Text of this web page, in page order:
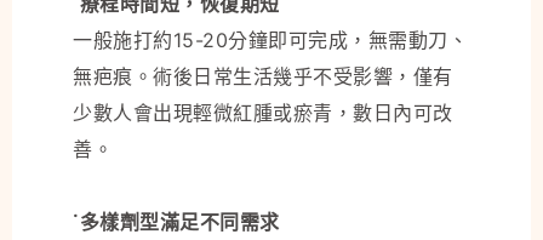
一般施打約15-20分鐘即可完成，無需動刀、
無疤痕。術後日常生活幾乎不受影響，僅有
少數人會出現輕微紅腫或瘀青，數日內可改
善。
˙多樣劑型滿足不同需求